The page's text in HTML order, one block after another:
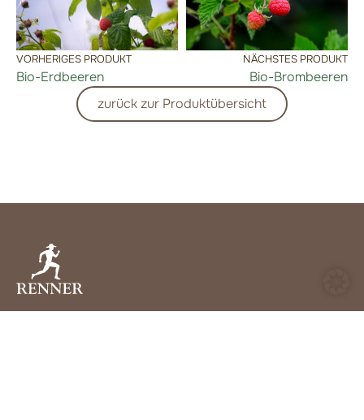
VORHERIGES PRODUKT
Bio-Erdbeeren
NÄCHSTES PRODUKT
Bio-Brombeeren
zurück zur Produktübersicht